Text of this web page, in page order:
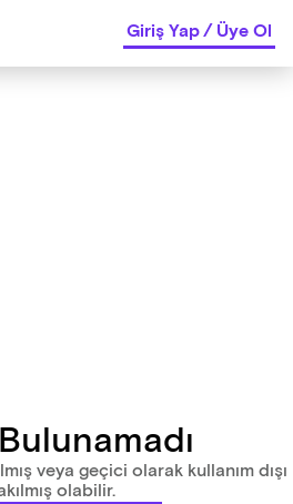
Giriş Yap/Üye Ol
veya geçici olarak kullanım dışı
olabilir.